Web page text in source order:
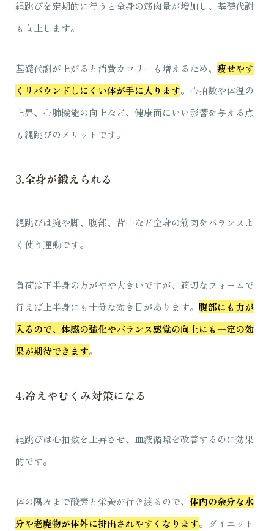
縄跳びを定期的に行うと全身の筋肉量が増加し、基礎代謝
も向上します。
基礎代謝が上がると消費カロリーも増えるため、 痩せやす
くリバウンドしにくい体が手に入ります。 心拍数や体温の
上昇、心肺機能の向上など、健康面にいい影響を与える点
も縄跳びのメリットです。
3.全身が鍛えられる
縄跳びは腕や脚、腹部、背中など全身の筋肉をバランスよ
く使う運動です。
負荷は下半身の方がやや大きいですが、適切なフォームで
行えば上半身にも十分な効き目があります。 腹部にも力が
入るので、体感の強化やバランス感覚の向上にも一定の効
果が期待できます。
4.冷えやむくみ対策になる
縄跳びは心拍数を上昇させ、血液循環を改善するのに効果
的です。
体の隅々まで酸素と栄養が行き渡るので、 体内の余分な水
分や老廃物が体外に排出されやすくなります。 ダイエット